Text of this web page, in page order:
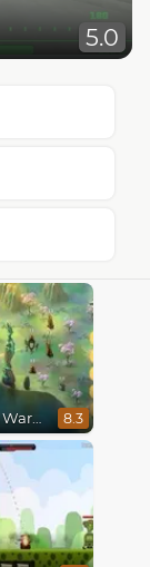
5.0
Civilizations Wars Master Edition 8.3